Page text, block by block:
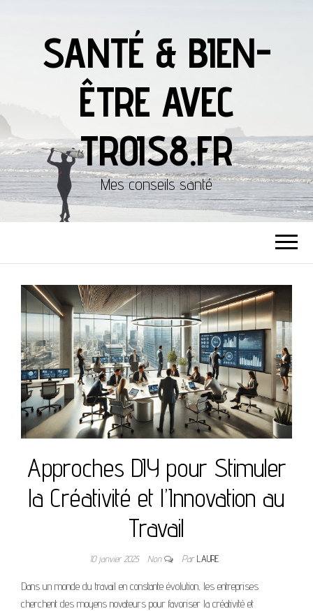
SANTÉ & BIEN-
ÊTRE AVEC
TROIS8.FR
Mes conseils santé
Approches DIY pour Stimuler
la Créativité et l’Innovation au
Travail
10 janvier 2025 Non ParLAURE
Dans un monde du travail en constante évolution, les entreprises
cherchent des moyens novateurs pour favoriser la créativité et